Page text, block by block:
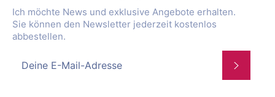
Ich möchte News und exklusive Angebote erhalten.
Sie können den Newsletter jederzeit kostenlos
abbestellen.